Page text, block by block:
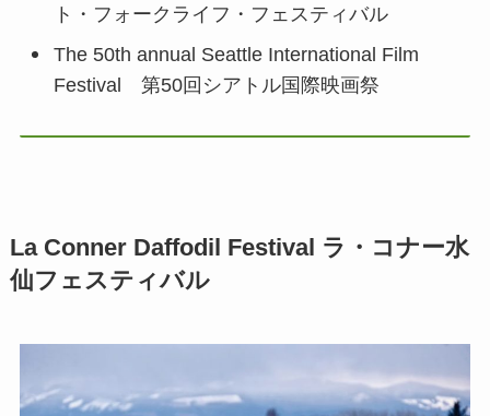
ト・フォークライフ・フェスティバル
The 50th annual Seattle International Film
Festival 第50回シアトル国際映画祭
La Conner Daffodil Festival ラ・コナー水
仙フェスティバル